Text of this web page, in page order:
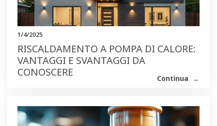
1/4/2025
RISCALDAMENTO A POMPA DI CALORE:
VANTAGGI E SVANTAGGI DA
CONOSCERE
Continua